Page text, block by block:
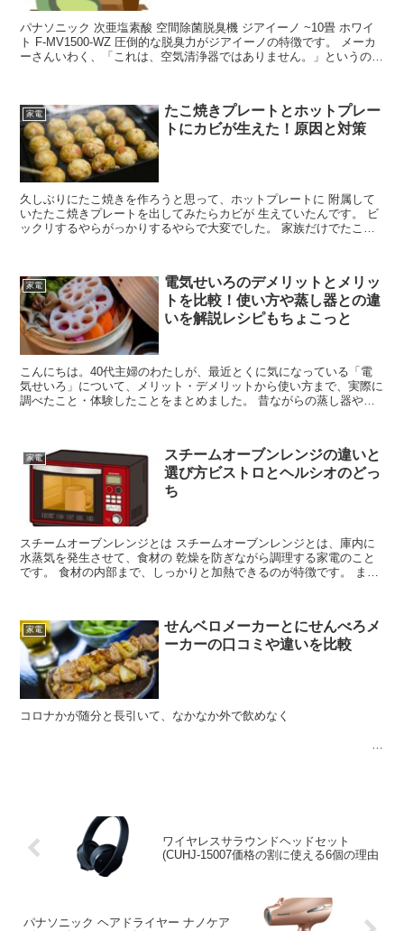
パナソニック 次亜塩素酸 空間除菌脱臭機 ジアイーノ ~10畳 ホワイ
ト F-MV1500-WZ 圧倒的な脱臭力がジアイーノの特徴です。 メーカ
ーさんいわく、「これは、空気清浄器ではありません。」というので
家電
たこ焼きプレートとホットプレー
トにカビが生えた！原因と対策
久しぶりにたこ焼きを作ろうと思って、ホットプレートに 附属して
いたたこ焼きプレートを出してみたらカビが 生えていたんです。 ビ
ックリするやらがっかりするやらで大変でした。 家族だけでたこ焼
家電
電気せいろのデメリットとメリッ
トを比較！使い方や蒸し器との違
いを解説レシピもちょこっと
こんにちは。40代主婦のわたしが、最近とくに気になっている「電
気せいろ」について、メリット・デメリットから使い方まで、実際に
調べたこと・体験したことをまとめました。 昔ながらの蒸し器や竹
家電
スチームオーブンレンジの違いと
選び方ビストロとヘルシオのどっ
ち
スチームオーブンレンジとは スチームオーブンレンジとは、庫内に
水蒸気を発生させて、食材の 乾燥を防ぎながら調理する家電のこと
です。 食材の内部まで、しっかりと加熱できるのが特徴です。 ま
家電
せんベロメーカーとにせんべろメ
ーカーの口コミや違いを比較
コロナかが随分と長引いて、なかなか外で飲めなく
ワイヤレスサラウンドヘッドセット
(CUHJ-15007価格の割に使える6個の理由
パナソニック ヘアドライヤー ナノケア